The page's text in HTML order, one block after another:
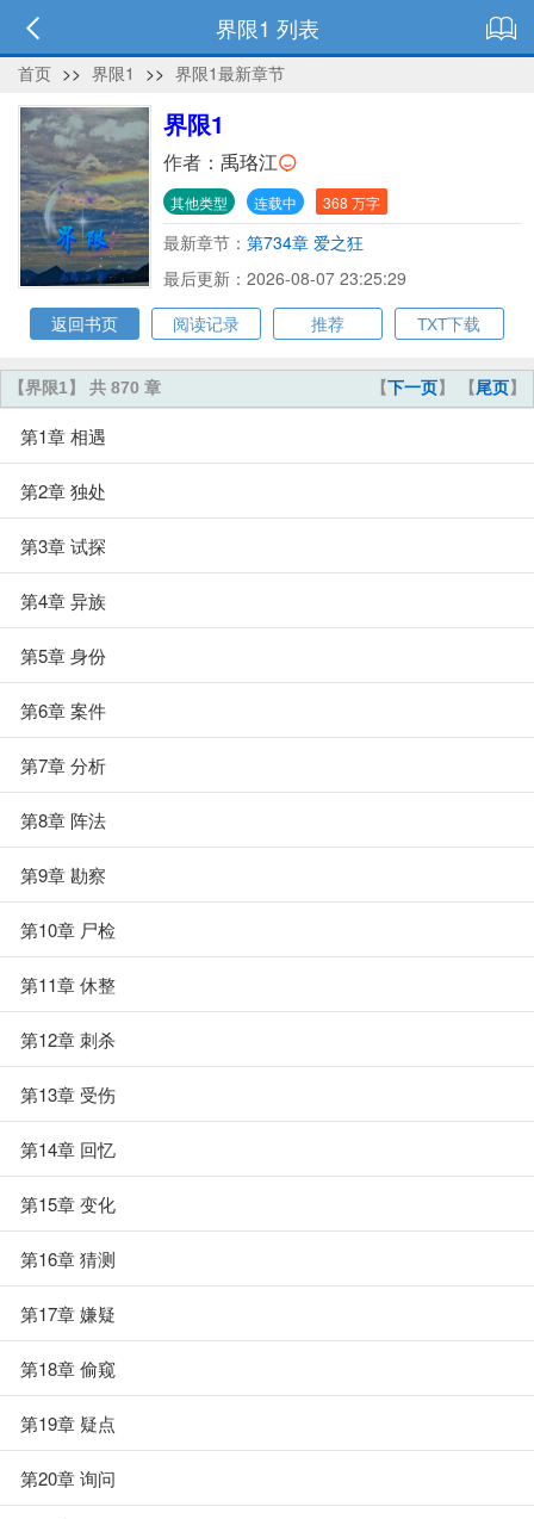
界限1 列表
首页 >> 界限1 >> 界限1最新章节
界限1
作者： 禹珞江
其他类型 连载中 368 万字
最新章节： 第734章 爱之狂
最后更新：2026-08-07 23:25:29
返回书页
阅读记录 推荐 TXT下载
【下一页】 【尾页】
【界限1】 共 870 章
第1章 相遇
第2章 独处
第3章 试探
第4章 异族
第5章 身份
第6章 案件
第7章 分析
第8章 阵法
第9章 勘察
第10章 尸检
第11章 休整
第12章 刺杀
第13章 受伤
第14章 回忆
第15章 变化
第16章 猜测
第17章 嫌疑
第18章 偷窥
第19章 疑点
第20章 询问